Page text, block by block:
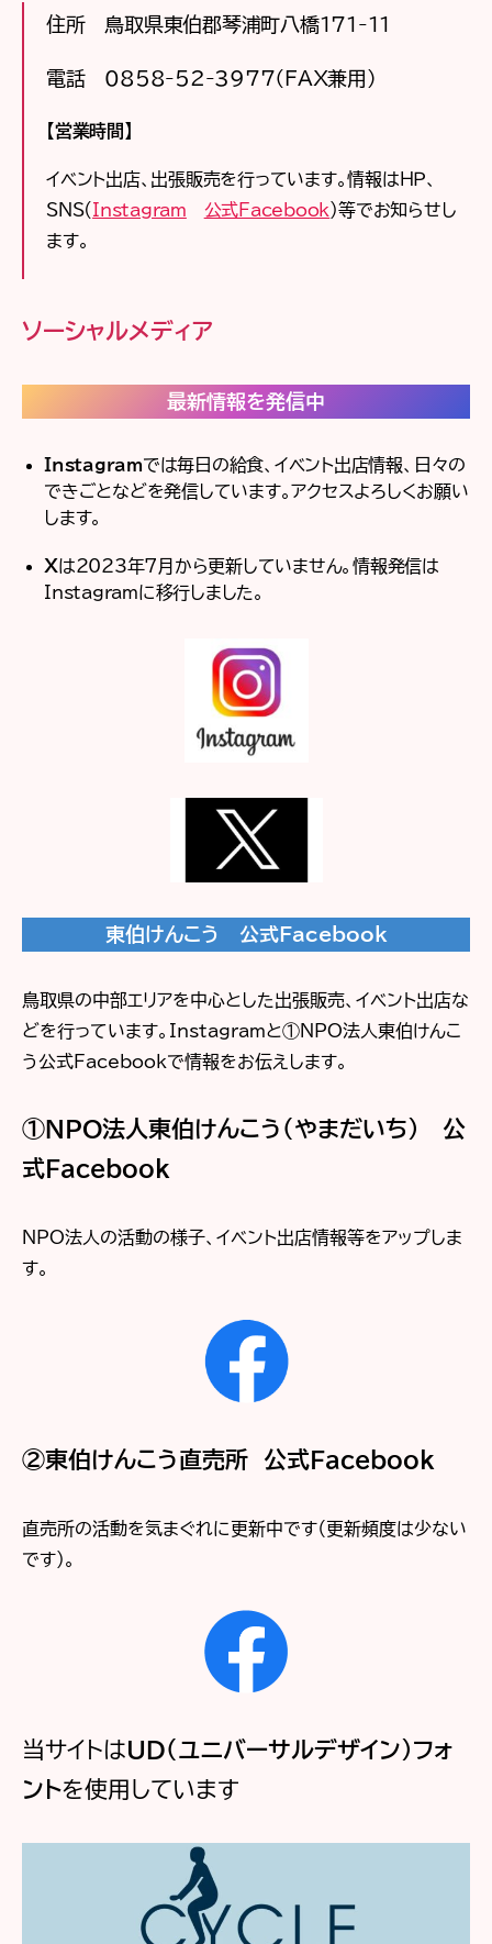
住所 鳥取県東伯郡琴浦町八橋171-11
電話 0858-52-3977（FAX兼用）
【営業時間】
イベント出店、出張販売を行っています。情報はＨＰ、
SNS( Instagram 公式Facebook）等でお知らせし
ます。
ソーシャルメディア
最新情報を発信中
Instagramでは毎日の給食、イベント出店情報、日々の
できごとなどを発信しています。アクセスよろしくお願い
します。
Xは2023年7月から更新していません。情報発信は
Instagramに移行しました。
東伯けんこう 公式Facebook
鳥取県の中部エリアを中心とした出張販売、イベント出店な
どを行っています。Instagramと①NPO法人東伯けんこ
う公式Facebookで情報をお伝えします。
①NPO法人東伯けんこう（やまだいち） 公
式Facebook
NPO法人の活動の様子、イベント出店情報等をアップしま
す。
②東伯けんこう直売所 公式Facebook
直売所の活動を気まぐれに更新中です（更新頻度は少ない
です）。
当サイトはUD（ユニバーサルデザイン）フォ
ントを使用しています